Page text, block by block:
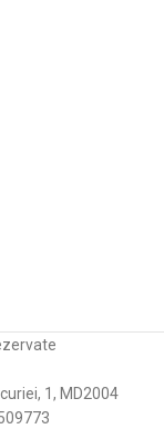
1, MD2004